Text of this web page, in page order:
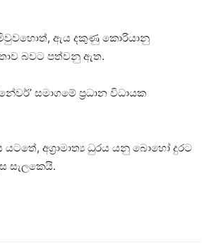
ඇය දකුණු කොරියානු
බවට පත්වනු ඇත.
සමාගමේ ප්‍රධාන විධායක
අග්‍රාමාත්‍ය ධුරය යනු බොහෝ දුරට
සැලකෙයි.